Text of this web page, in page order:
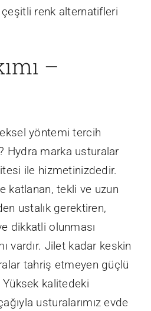
renk alternatifleri
–
yöntemi tercih
Hydra marka usturalar
ile hizmetinizdedir.
katlanan, tekli ve uzun
ustalık gerektiren,
dikkatli olunması
vardır. Jilet kadar keskin
tahriş etmeyen güçlü
kalitedeki
usturalarımız evde